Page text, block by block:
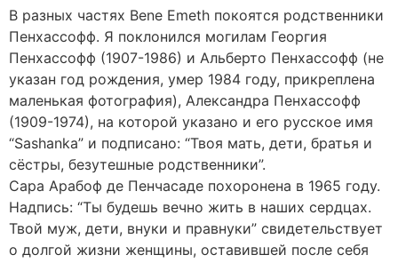
В разных частях Bene Emeth покоятся родственники
Пенхассофф. Я поклонился могилам Георгия
Пенхассофф (1907-1986) и Альберто Пенхассофф (не
указан год рождения, умер 1984 году, прикреплена
маленькая фотография), Александра Пенхассофф
(1909-1974), на которой указано и его русское имя
“Sashanka” и подписано: “Твоя мать, дети, братья и
сёстры, безутешные родственники”.
Сара Арабоф де Пенчасаде похоронена в 1965 году.
Надпись: “Ты будешь вечно жить в наших сердцах.
Твой муж, дети, внуки и правнуки” свидетельствует
о долгой жизни женщины, оставившей после себя